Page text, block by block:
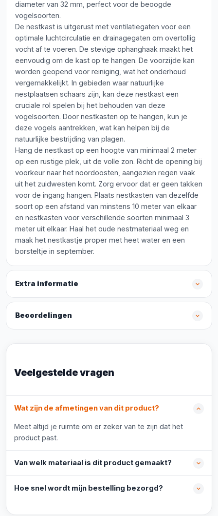
diameter van 32 mm, perfect voor de beoogde
vogelsoorten.
De nestkast is uitgerust met ventilatiegaten voor een
optimale luchtcirculatie en drainagegaten om overtollig
vocht af te voeren. De stevige ophanghaak maakt het
eenvoudig om de kast op te hangen. De voorzijde kan
worden geopend voor reiniging, wat het onderhoud
vergemakkelijkt. In gebieden waar natuurlijke
nestplaatsen schaars zijn, kan deze nestkast een
cruciale rol spelen bij het behouden van deze
vogelsoorten. Door nestkasten op te hangen, kun je
deze vogels aantrekken, wat kan helpen bij de
natuurlijke bestrijding van plagen.
Hang de nestkast op een hoogte van minimaal 2 meter
op een rustige plek, uit de volle zon. Richt de opening bij
voorkeur naar het noordoosten, aangezien regen vaak
uit het zuidwesten komt. Zorg ervoor dat er geen takken
voor de ingang hangen. Plaats nestkasten van dezelfde
soort op een afstand van minstens 10 meter van elkaar
en nestkasten voor verschillende soorten minimaal 3
meter uit elkaar. Haal het oude nestmateriaal weg en
maak het nestkastje proper met heet water en een
borsteltje in september.
Extra informatie
Beoordelingen
Veelgestelde vragen
Wat zijn de afmetingen van dit product?
Meet altijd je ruimte om er zeker van te zijn dat het
product past.
Van welk materiaal is dit product gemaakt?
Hoe snel wordt mijn bestelling bezorgd?